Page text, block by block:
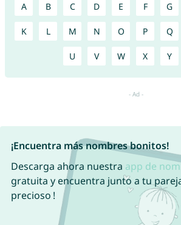
A B C D E F G
K L M N O P Q
U V W X Y
¡Encuentra más nombres bonitos!
Descarga ahora nuestra app de
gratuita y encuentra junto a tu
precioso !